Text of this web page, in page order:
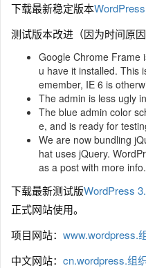
下载最新稳定版本
测试版本改进（因为时间原
Google Chrome Frame
u have it installed. This
emember, IE 6 is
The admin is less ugly
The blue admin color
e, and is ready for
We are now bundling
hat uses jQuery.
as a post with more info.
下载最新测试版WordPress
正式网站使用。
项目网站： www.wordpress.
中文网站： cn.wordpress.组